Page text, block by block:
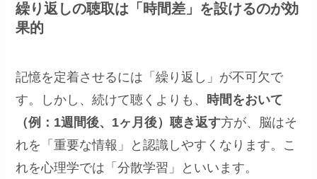
繰り返しの聴取は「時間差」を設けるのが効
果的
記憶を定着させるには「繰り返し」が不可欠で
す。しかし、続けて聴くよりも、
時間をおいて
（例：1週間後、1ヶ月後）聴き返す方が、脳はそ
れを「重要な情報」と認識しやすくなります。こ
れを心理学では「分散学習」といいます。